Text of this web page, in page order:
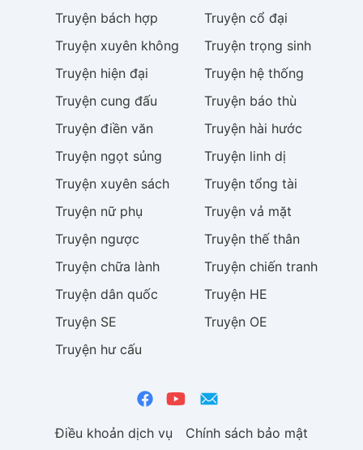
Truyện bách hợp Truyện cổ đại
Truyện xuyên không Truyện trọng sinh
Truyện hiện đại Truyện hệ thống
Truyện cung đấu Truyện báo thù
Truyện điền văn Truyện hài hước
Truyện ngọt sủng Truyện linh dị
Truyện xuyên sách Truyện tổng tài
Truyện nữ phụ Truyện vả mặt
Truyện ngược Truyện thế thân
Truyện chữa lành Truyện chiến tranh
Truyện dân quốc Truyện HE
Truyện SE Truyện OE
Truyện hư cấu
Điều khoản dịch vụ Chính sách bảo mật